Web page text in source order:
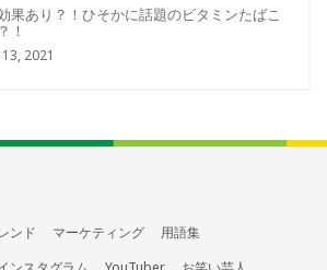
果あり？！ひそかに話題のビタミンたばこ
！
2021
ンド マーケティング
用語集